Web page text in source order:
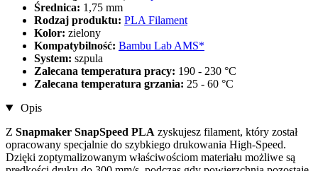
Średnica: 1,75 mm
Rodzaj produktu: PLA Filament
Kolor: zielony
Kompatybilność: Bambu Lab AMS*
System: szpula
Zalecana temperatura pracy: 190 - 230 °C
Zalecana temperatura grzania: 25 - 60 °C
Opis
Z Snapmaker SnapSpeed PLA zyskujesz filament, który został
opracowany specjalnie do szybkiego drukowania High-Speed.
Dzięki zoptymalizowanym właściwościom materiału możliwe są